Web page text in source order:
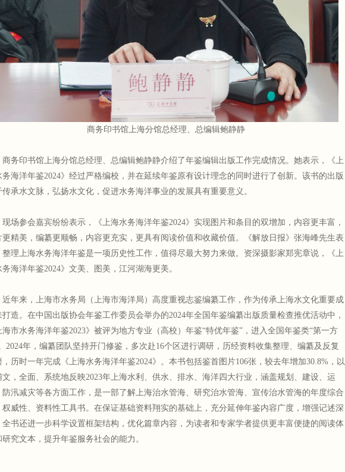
商务印书馆上海分馆总经理、总编辑鲍静静
商务印书馆上海分馆总经理、总编辑鲍静静介绍了年鉴编辑出版工作完成情况。她表示，《上
务海洋年鉴2024》经过严格编校，并在延续年鉴原有设计理念的同时进行了创新。该书的出版
传承水文脉，弘扬水文化，促进水务海洋事业的发展具有重要意义。
现场参会嘉宾纷纷表示，《上海水务海洋年鉴2024》实现图片和条目的双增加，内容更丰富，
更精美，编纂更顺畅，内容更充实，更具有阅读价值和收藏价值。《解放日报》张海峰先生表
整理上海水务海洋年鉴是一项历史性工作，值得尽最大努力来做。资深摄影家郑宪章说，《上
务海洋年鉴2024》文美、图美，江河湖海更美。
近年来，上海市水务局（上海市海洋局）高度重视志鉴编纂工作，作为传承上海水文化重要成
打造。在中国出版协会年鉴工作委员会举办的2024年全国年鉴编纂出版质量检查推优活动中，
海市水务海洋年鉴2023》被评为地方专业（高校）年鉴“特优年鉴”，进入全国年鉴类“第一方
2024年，编纂团队坚持开门修鉴，多次赴16个区进行调研，历经资料收集整理、编纂及反复
，历时一年完成《上海水务海洋年鉴2024》。本书包括鉴首图片106张，较去年增加30.8%，以
文，全面、系统地反映2023年上海水利、供水、排水、海洋四大行业，涵盖规划、建设、运
防汛减灾等各方面工作，是一部了解上海治水管海、研究治水管海、宣传治水管海的年度综合
权威性、资料性工具书。在保证基础资料翔实的基础上，充分延伸年鉴内容广度，增强记述深
全书还进一步科学设置框架结构，优化篇章内容，为读者和专家学者提供更丰富便捷的阅读体
研究文本，提升年鉴服务社会的能力。